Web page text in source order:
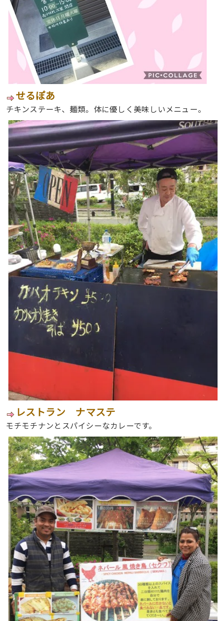
せるぽあ
チキンステーキ、麺類。体に優しく美味しいメニュー。
レストラン ナマステ
モチモチナンとスパイシーなカレーです。